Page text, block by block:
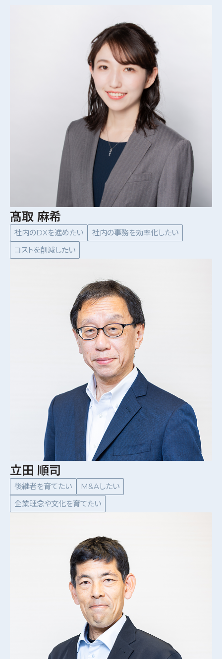
髙取 麻希
社内のDXを進めたい
社内の事務を効率化したい
コストを削減したい
立田 順司
後継者を育てたい
M&Aしたい
企業理念や文化を育てたい